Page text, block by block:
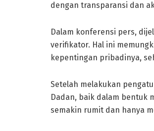
dengan transparansi dan
Dalam konferensi pers,
verifikator. Hal ini
kepentingan pribadinya,
Setelah melakukan
Dadan, baik dalam bentuk
semakin rumit dan hanya